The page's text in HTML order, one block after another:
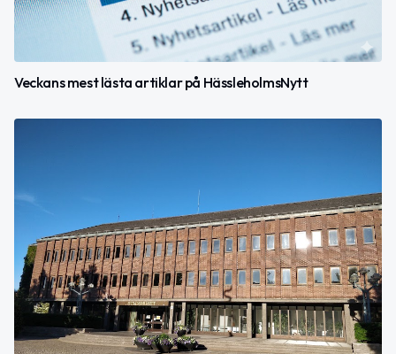
Veckans mest lästa artiklar på HässleholmsNytt